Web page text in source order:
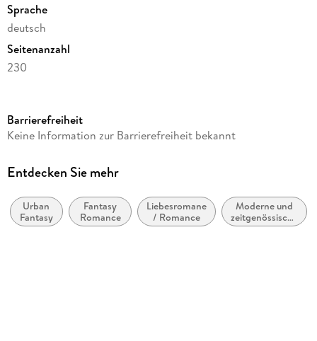
Sprache
deutsch
Seitenanzahl
230
Reihe
Autor/Autorin
Verlag/Hersteller
via tolino media
Barrierefreiheit
Keine Information zur Barrierefreiheit bekannt
Entdecken Sie mehr
Urban
Fantasy
Fantasy
Romance
Liebesromane
/ Romance
Moderne und
zeitgenössische
Belletristik: